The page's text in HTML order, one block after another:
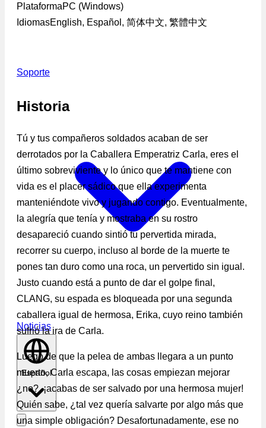
Soporte
Noticias
Español
PlataformaPC (Windows)
IdiomasEnglish, Español, 简体中文, 繁體中文
Historia
Tú y tus compañeros soldados acaban de ser
derrotados por la Caballera Emperatriz Carla, eres el
último sobreviviente y lo único que te mantiene con
vida es el placer sádico que ella experimenta
manteniéndote vivo y jugando contigo. Eventualmente,
la alegría que tenía y mostraba en su rostro
desapareció cuando sintió tu pervertida mirada,
recorrer su cuerpo, incluso al borde de la muerte te
pones tan duro como una roca, un pervertido sin igual.
Justo cuando está a punto de dar el golpe final,
CLANG, su espada es bloqueada por una segunda
caballera igual de hermosa, Erika, cuyo reino también
sufrió la ira de Carla.
Luego de que la pelea de ambas llegara a un punto
muerto, Carla escapa, las cosas empiezan mejorar
¿no?, ¡acabas de ser salvado por una hermosa mujer!
Quién sabe, ¿tal vez quería salvarte por algo más que
una simple obligación? Desafortunadamente, ese no